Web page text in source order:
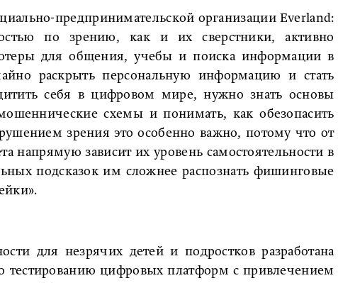
предпринимательской организации Everland:
по зрению, как и их сверстники, активно
для общения, учебы и поиска информации в
раскрыть персональную информацию и стать
себя в цифровом мире, нужно знать основы
схемы и понимать, как обезопасить
зрения это особенно важно, потому что от
напрямую зависит их уровень самостоятельности в
подсказок им сложнее распознать фишинговые
для незрячих детей и подростков разработана
тестированию цифровых платформ с привлечением